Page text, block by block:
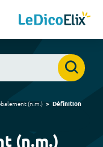
(n.m. ) Définition
(n.m.)